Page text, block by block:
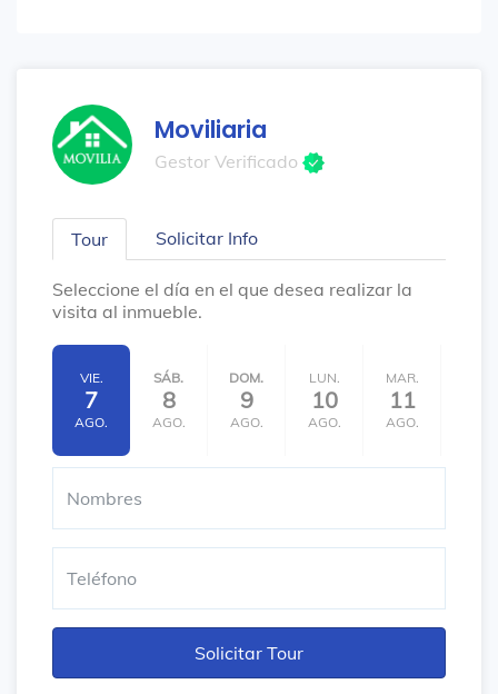
Moviliaria
Gestor Verificado
Tour Solicitar Info
Seleccione el día en el que desea realizar la
visita al inmueble.
VIE.
7
AGO.
SÁB.
8
AGO.
DOM.
9
AGO.
LUN.
10
AGO.
MAR.
11
AGO.